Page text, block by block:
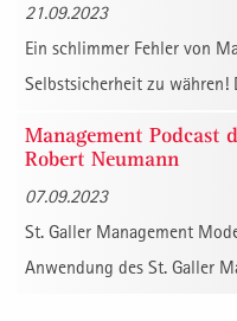
21.09.2023
Ein schlimmer Fehler von
Selbstsicherheit zu währen!
Management Podcast
Robert Neumann
07.09.2023
St. Galler Management
Anwendung des St. Galler